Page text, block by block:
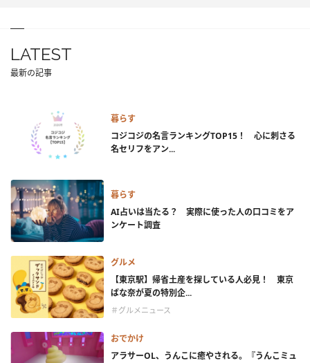
LATEST
最新の記事
暮らす
コジコジの名言ランキングTOP15！ 心に刺さる
名セリフをアン...
暮らす
AI占いは当たる？ 実際に使った人の口コミをア
ンケート調査
グルメ
【東京駅】帰省土産を探している人必見！ 東京
ばな奈が夏の特別企...
＃グルメニュース
おでかけ
アラサーOL、うんこに癒やされる。『うんこミュ